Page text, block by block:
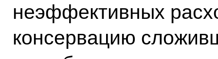
неэффективных
консервацию